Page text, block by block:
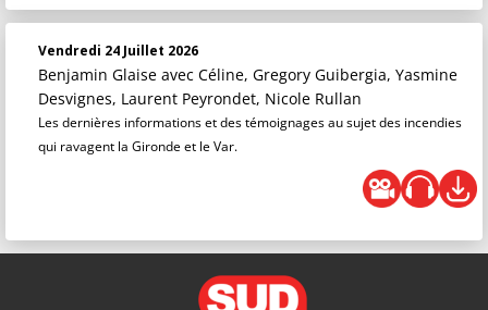
Vendredi 24 Juillet 2026
Benjamin Glaise avec Céline, Gregory Guibergia, Yasmine
Desvignes, Laurent Peyrondet, Nicole Rullan
Les dernières informations et des témoignages au sujet des incendies
qui ravagent la Gironde et le Var.